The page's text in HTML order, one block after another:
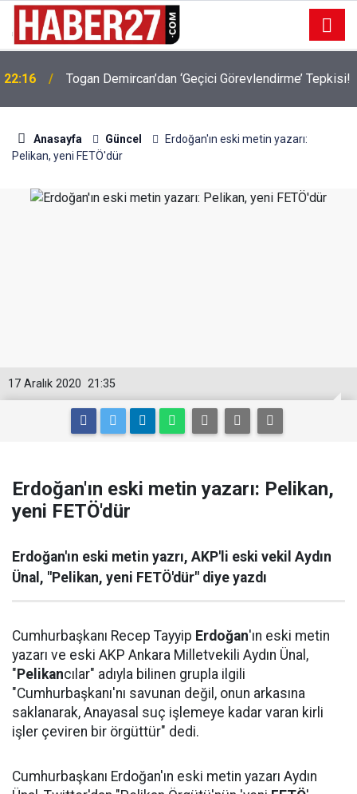
22:16
Togan Demircan’dan ‘Geçici Görevlendirme’ Tepkisi!
19:32
Sıcak Havalarda Ödem Şikayetini Hafife Almayın!
Anasayfa Güncel
Erdoğan'ın eski metin yazarı:
Pelikan, yeni FETÖ'dür
21:35
17 Aralık 2020
Erdoğan'ın eski metin yazarı: Pelikan,
yeni FETÖ'dür
Erdoğan'ın eski metin yazrı, AKP'li eski vekil Aydın
Ünal, "Pelikan, yeni FETÖ'dür" diye yazdı
Cumhurbaşkanı Recep Tayyip Erdoğan'ın eski metin
yazarı ve eski AKP Ankara Milletvekili Aydın Ünal,
" Pelikancılar" adıyla bilinen grupla ilgili
"Cumhurbaşkanı'nı savunan değil, onun arkasına
saklanarak, Anayasal suç işlemeye kadar varan kirli
işler çeviren bir örgüttür" dedi.
Cumhurbaşkanı Erdoğan'ın eski metin yazarı Aydın